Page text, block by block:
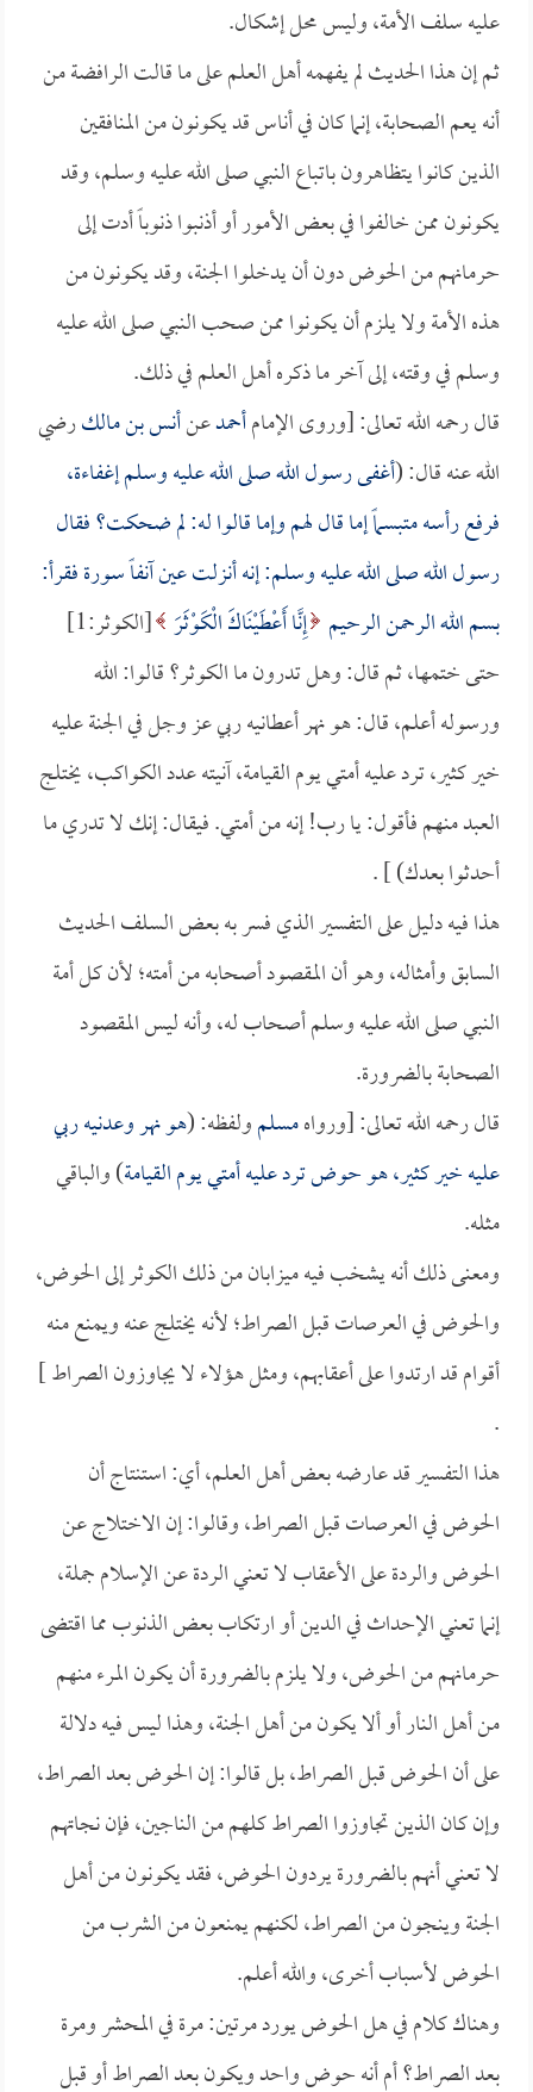
عليه سلف الأمة، وليس محل إشكال.
ثم إن هذا الحديث لم يفهمه أهل العلم على ما قالت الرافضة من
أنه يعم الصحابة، إنما كان في أناس قد يكونون من المنافقين
الذين كانوا يتظاهرون باتباع النبي صلى الله عليه وسلم، وقد
يكونون ممن خالفوا في بعض الأمور أو أذنبوا ذنوباً أدت إلى
حرمانهم من الحوض دون أن يدخلوا الجنة، وقد يكونون من
هذه الأمة ولا يلزم أن يكونوا ممن صحب النبي صلى الله عليه
وسلم في وقته، إلى آخر ما ذكره أهل العلم في ذلك.
قال رحمه الله تعالى: [وروى الإمامأحمدعنأنس بن مالكرضي
الله عنه قال: (أغفى رسول الله صلى الله عليه وسلم إغفاءة،
فرفع رأسه متبسماً إما قال لهم وإما قالوا له: لم ضحكت؟ فقال
رسول الله صلى الله عليه وسلم: إنه أنزلت عين آنفاً سورة فقرأ:
بسم الله الرحمن الرحيم إِنَّا أَعْطَيْنَاكَ الْكَوْثَرَ
[الكوثر:1]
حتى ختمها، ثم قال: وهل تدرون ما الكوثر؟ قالوا: الله
ورسوله أعلم، قال: هو نهر أعطانيه ربي عز وجل في الجنة عليه
خير كثير، ترد عليه أمتي يوم القيامة، آنيته عدد الكواكب، يختلج
العبد منهم فأقول: يا رب! إنه من أمتي. فيقال: إنك لا تدري ما
أحدثوا بعدك) ] .
هذا فيه دليل على التفسير الذي فسر به بعض السلف الحديث
السابق وأمثاله، وهو أن المقصود أصحابه من أمته؛ لأن كل أمة
النبي صلى الله عليه وسلم أصحاب له، وأنه ليس المقصود
الصحابة بالضرورة.
قال رحمه الله تعالى: [ورواهمسلمولفظه: (هو نهر وعدنيه ربي
عليه خير كثير، هو حوض ترد عليه أمتي يوم القيامة) والباقي
مثله.
ومعنى ذلك أنه يشخب فيه ميزابان من ذلك الكوثر إلى الحوض،
والحوض في العرصات قبل الصراط؛ لأنه يختلج عنه ويمنع منه
أقوام قد ارتدوا على أعقابهم، ومثل هؤلاء لا يجاوزون الصراط ]
.
هذا التفسير قد عارضه بعض أهل العلم، أي: استنتاج أن
الحوض في العرصات قبل الصراط، وقالوا: إن الاختلاج عن
الحوض والردة على الأعقاب لا تعني الردة عن الإسلام جملة،
إنما تعني الإحداث في الدين أو ارتكاب بعض الذنوب مما اقتضى
حرمانهم من الحوض، ولا يلزم بالضرورة أن يكون المرء منهم
من أهل النار أو ألا يكون من أهل الجنة، وهذا ليس فيه دلالة
على أن الحوض قبل الصراط، بل قالوا: إن الحوض بعد الصراط،
وإن كان الذين تجاوزوا الصراط كلهم من الناجين، فإن نجاتهم
لا تعني أنهم بالضرورة يردون الحوض، فقد يكونون من أهل
الجنة وينجون من الصراط، لكنهم يمنعون من الشرب من
الحوض لأسباب أخرى، والله أعلم.
وهناك كلام في هل الحوض يورد مرتين: مرة في المحشر ومرة
بعد الصراط؟ أم أنه حوض واحد ويكون بعد الصراط أو قبل